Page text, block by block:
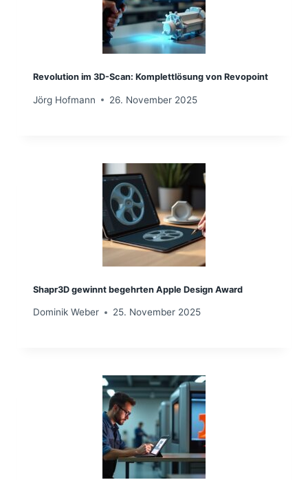
Revolution im 3D-Scan: Komplettlösung von Revopoint
Jörg Hofmann 26. November 2025
Shapr3D gewinnt begehrten Apple Design Award
Dominik Weber 25. November 2025